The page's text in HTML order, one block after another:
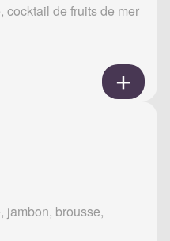
cocktail de fruits de mer
jambon, brousse,